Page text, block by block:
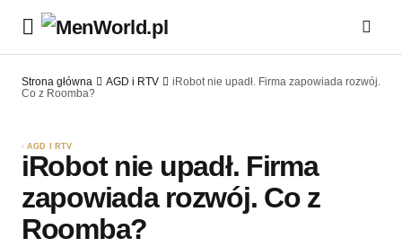
Strona główna AGD i RTV
iRobot nie upadł. Firma zapowiada rozwój.
Co z Roomba?
AGD I RTV
iRobot nie upadł. Firma
zapowiada rozwój. Co z
Roomba?